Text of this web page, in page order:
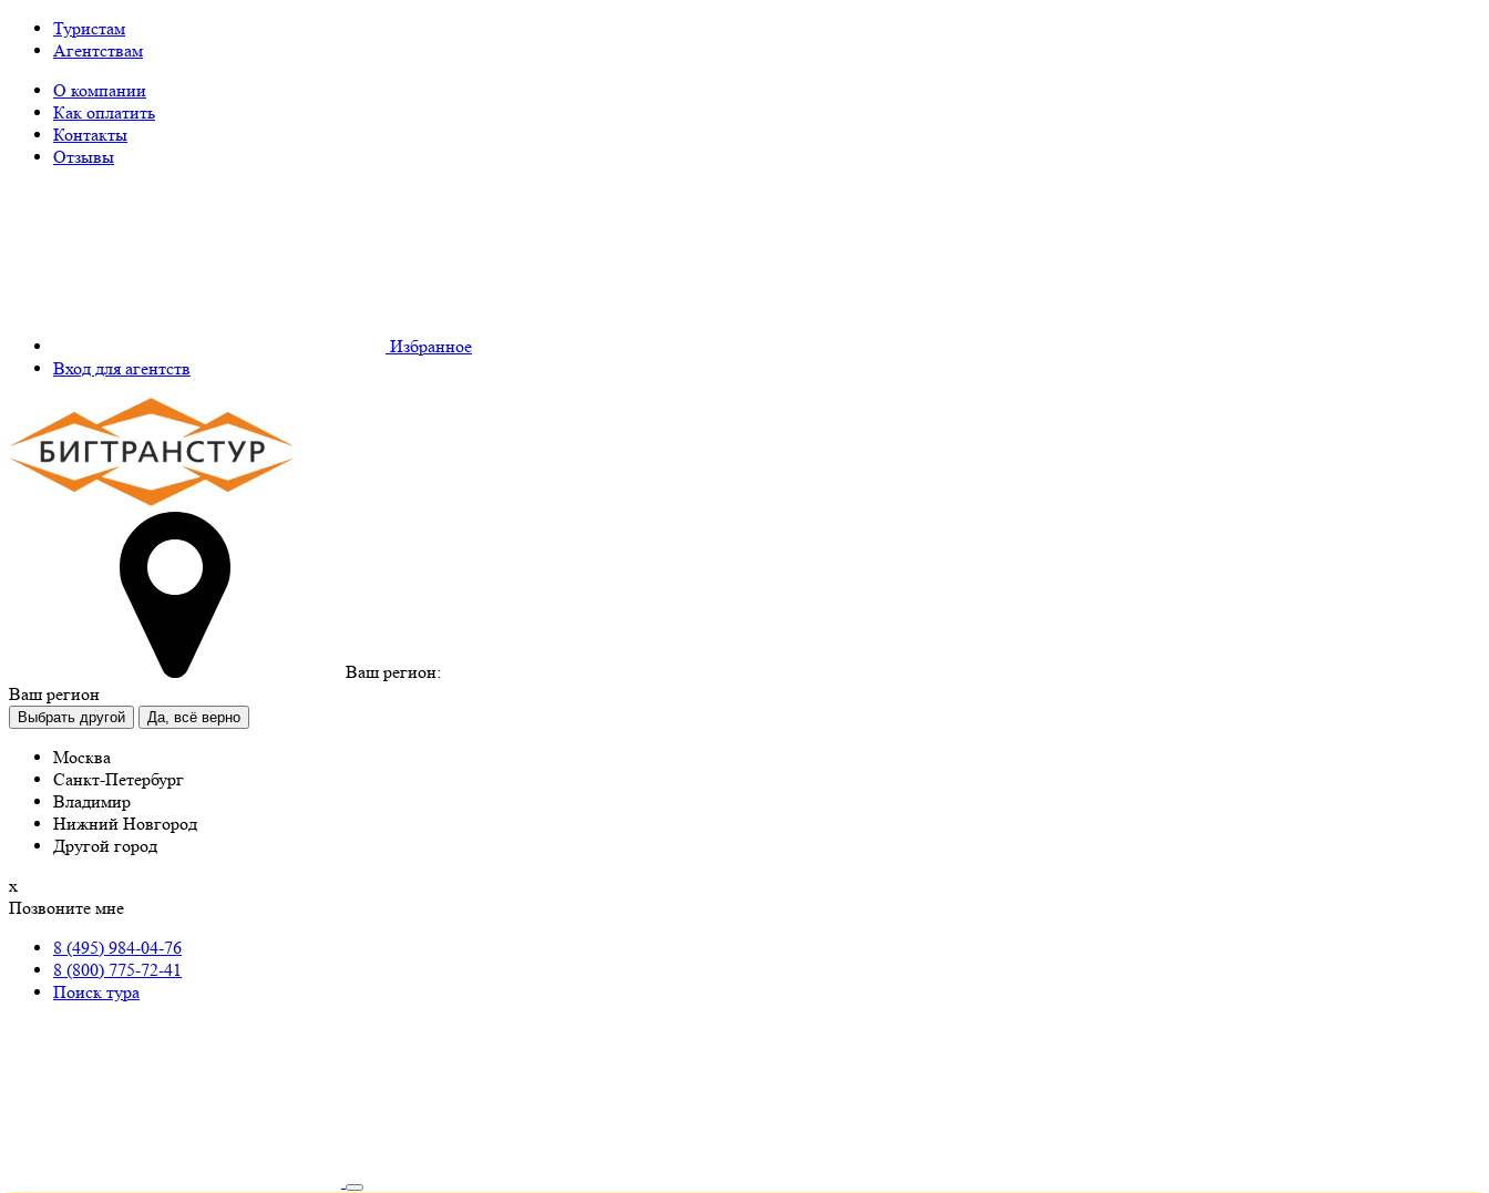
Туристам
Агентствам
О компании
Как оплатить
Контакты
Отзывы
Избранное
Вход для агентств
Ваш регион:
Ваш регион
Выбрать другой Да, всё верно
Москва
Санкт-Петербург
Владимир
Нижний Новгород
Другой город
х
Позвоните мне
8 (495) 984-04-76
8 (800) 775-72-41
Поиск тура